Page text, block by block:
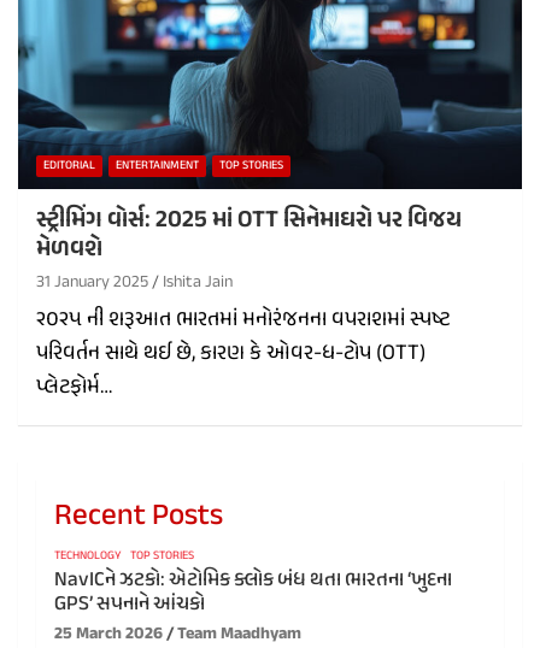
EDITORIAL ENTERTAINMENT TOP STORIES
સ્ટ્રીમિંગ વોર્સ: 2025 માં OTT સિનેમાઘરો પર વિજય
મેળવશે
31 January 2025 Ishita Jain
૨૦૨૫ ની શરૂઆત ભારતમાં મનોરંજનના વપરાશમાં સ્પષ્ટ
પરિવર્તન સાથે થઈ છે, કારણ કે ઓવર-ધ-ટોપ (OTT)
પ્લેટફોર્મ…
Recent Posts
TECHNOLOGY TOP STORIES
NavICને ઝટકો: એટોમિક ક્લોક બંધ થતા ભારતના ‘ખુદના
GPS’ સપનાને આંચકો
25 March 2026 Team Maadhyam